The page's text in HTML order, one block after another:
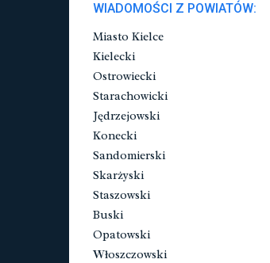
WIADOMOŚCI Z POWIATÓW:
Miasto Kielce
Kielecki
Ostrowiecki
Starachowicki
Jędrzejowski
Konecki
Sandomierski
Skarżyski
Staszowski
Buski
Opatowski
Włoszczowski